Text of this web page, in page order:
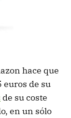
hace que
euros de su
de su coste
en un sólo